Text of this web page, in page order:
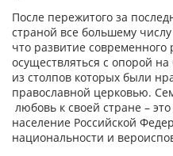
После пережитого за
страной все большему
что развитие
осуществляться с опорой
из столпов которых были
православной церковью.
любовь к своей стране –
население Российской
национальности и